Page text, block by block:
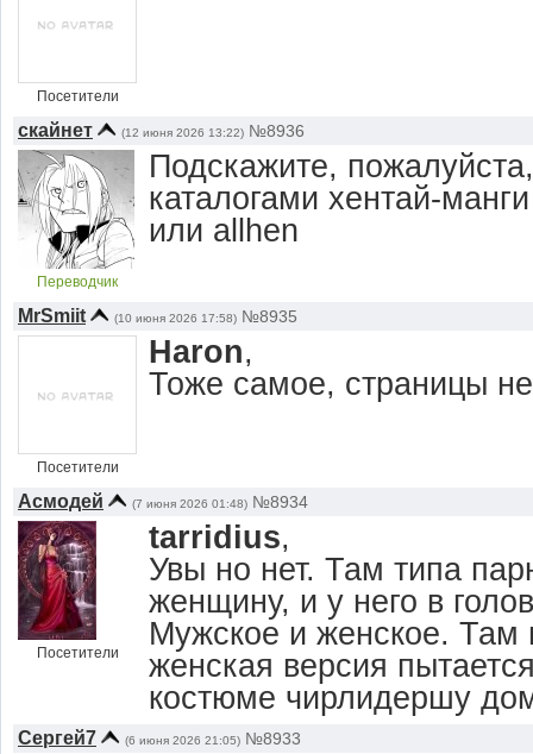
Посетители
скайнет (12 июня 2026 13:22) №8936
Переводчик
Подскажите,
каталогами хентай-
или allhen
MrSmiit (10 июня 2026 17:58) №8935
Посетители
Haron,
Тоже самое, страницы не
Асмодей (7 июня 2026 01:48) №8934
Посетители
tarridius,
Увы но нет. Там типа
женщину, и у него в
Мужское и женское. Там
женская версия
костюме чирлидершу
Сергей7 (6 июня 2026 21:05) №8933